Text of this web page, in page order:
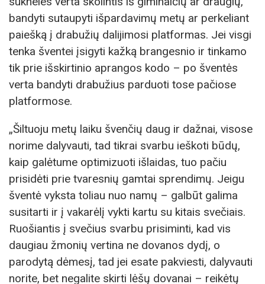
bandyti sutaupyti išpardavimų metų ar perkeliant
paiešką į drabužių dalijimosi platformas. Jei visgi
tenka šventei įsigyti kažką brangesnio ir tinkamo
tik prie išskirtinio aprangos kodo – po šventės
verta bandyti drabužius parduoti tose pačiose
platformose.
„Šiltuoju metų laiku švenčių daug ir dažnai, visose
norime dalyvauti, tad tikrai svarbu ieškoti būdų,
kaip galėtume optimizuoti išlaidas, tuo pačiu
prisidėti prie tvaresnių gamtai sprendimų. Jeigu
šventė vyksta toliau nuo namų – galbūt galima
susitarti ir į vakarėlį vykti kartu su kitais svečiais.
Ruošiantis į svečius svarbu prisiminti, kad vis
daugiau žmonių vertina ne dovanos dydį, o
parodytą dėmesį, tad jei esate pakviesti, dalyvauti
norite, bet negalite skirti lėšų dovanai – reikėtų